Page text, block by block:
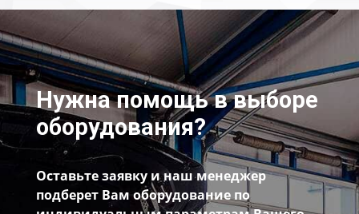
Нужна помощь в выборе
оборудования?
Оставьте заявку и наш менеджер
подберет Вам оборудование по